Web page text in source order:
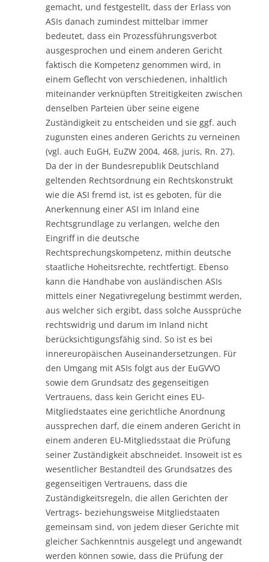
gemacht, und festgestellt, dass der Erlass von
ASIs danach zumindest mittelbar immer
bedeutet, dass ein Prozessführungsverbot
ausgesprochen und einem anderen Gericht
faktisch die Kompetenz genommen wird, in
einem Geflecht von verschiedenen, inhaltlich
miteinander verknüpften Streitigkeiten zwischen
denselben Parteien über seine eigene
Zuständigkeit zu entscheiden und sie ggf. auch
zugunsten eines anderen Gerichts zu verneinen
(vgl. auch EuGH, EuZW 2004, 468, juris, Rn. 27).
Da der in der Bundesrepublik Deutschland
geltenden Rechtsordnung ein Rechtskonstrukt
wie die ASI fremd ist, ist es geboten, für die
Anerkennung einer ASI im Inland eine
Rechtsgrundlage zu verlangen, welche den
Eingriff in die deutsche
Rechtsprechungskompetenz, mithin deutsche
staatliche Hoheitsrechte, rechtfertigt. Ebenso
kann die Handhabe von ausländischen ASIs
mittels einer Negativregelung bestimmt werden,
aus welcher sich ergibt, dass solche Aussprüche
rechtswidrig und darum im Inland nicht
berücksichtigungsfähig sind. So ist es bei
innereuropäischen Auseinandersetzungen. Für
den Umgang mit ASIs folgt aus der EuGVVO
sowie dem Grundsatz des gegenseitigen
Vertrauens, dass kein Gericht eines EU-
Mitgliedstaates eine gerichtliche Anordnung
aussprechen darf, die einem anderen Gericht in
einem anderen EU-Mitgliedsstaat die Prüfung
seiner Zuständigkeit abschneidet. Insoweit ist es
wesentlicher Bestandteil des Grundsatzes des
gegenseitigen Vertrauens, dass die
Zuständigkeitsregeln, die allen Gerichten der
Vertrags- beziehungsweise Mitgliedstaaten
gemeinsam sind, von jedem dieser Gerichte mit
gleicher Sachkenntnis ausgelegt und angewandt
werden können sowie, dass die Prüfung der